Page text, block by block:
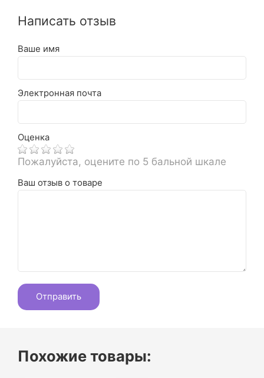
Написать отзыв
Ваше имя
Электронная почта
Оценка
Пожалуйста, оцените по 5 бальной шкале
Ваш отзыв о товаре
Похожие товары: